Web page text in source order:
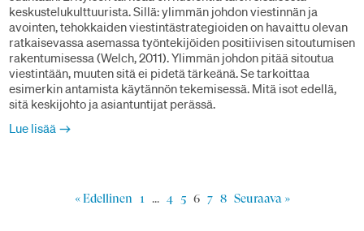
keskustelukulttuurista. Sillä: ylimmän johdon viestinnän ja
avointen, tehokkaiden viestintästrategioiden on havaittu olevan
ratkaisevassa asemassa työntekijöiden positiivisen sitoutumisen
rakentumisessa (Welch, 2011). Ylimmän johdon pitää sitoutua
viestintään, muuten sitä ei pidetä tärkeänä. Se tarkoittaa
esimerkin antamista käytännön tekemisessä. Mitä isot edellä,
sitä keskijohto ja asiantuntijat perässä.
Lue lisää
« Edellinen 1 … 4 5 6 7 8 Seuraava »